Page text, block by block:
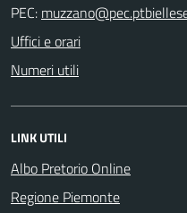
PEC:
Uffici e orari
Numeri utili
LINK UTILI
Albo Pretorio Online
Regione Piemonte